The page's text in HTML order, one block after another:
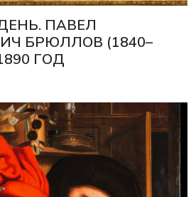
ПАВЕЛ
БРЮЛЛОВ (1840–
ГОД